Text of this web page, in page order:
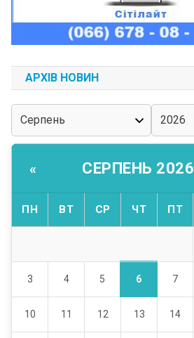
АРХІВ НОВИН
« СЕРПЕНЬ 2026
ПН ВТ СР ЧТ ПТ
3 4 5 6 7
10 11 12 13 14